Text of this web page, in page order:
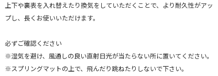
上下や裏表を入れ替えたり換気をしていただくことで、より耐久性がアッ
プし、長くお使いいただけます。
必ずご確認ください
※湿気を避け、風通しの良い直射日光が当たらない所に置いてください。
※スプリングマットの上で、飛んだり跳ねたりしないで下さい。